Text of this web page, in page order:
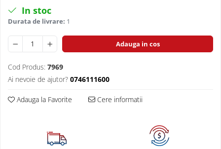
Skoda
Suzuki
Volvo
In stoc
Durata de livrare: 1
Adauga in cos
Cod Produs: 7969
Ai nevoie de ajutor? 0746111600
Adauga la Favorite Cere informatii